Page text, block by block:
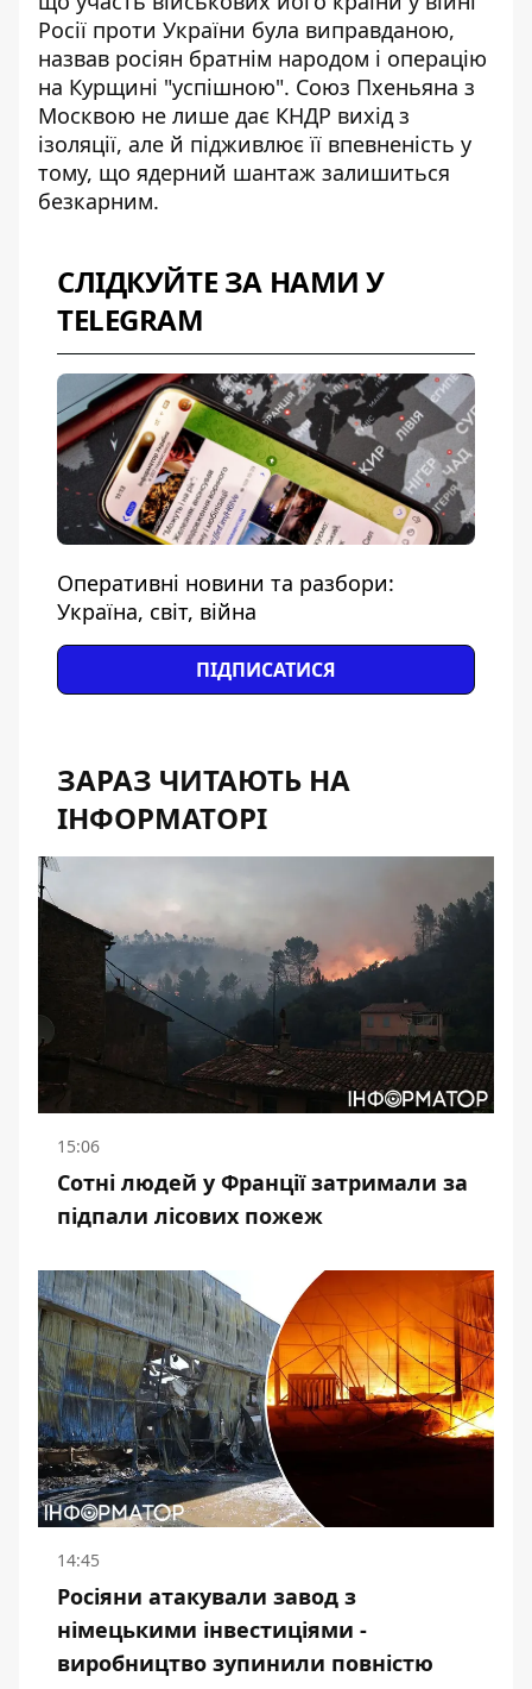
Росії проти України була виправданою,
назвав росіян братнім народом і операцію
на Курщині "успішною". Союз Пхеньяна з
Москвою не лише дає КНДР вихід з
ізоляції, але й підживлює її впевненість у
тому, що ядерний шантаж залишиться
безкарним.
СЛІДКУЙТЕ ЗА НАМИ У
TELEGRAM
Оперативні новини та разбори:
Україна, світ, війна
ПІДПИСАТИСЯ
ЗАРАЗ ЧИТАЮТЬ НА
ІНФОРМАТОРІ
15:06
Сотні людей у Франції затримали за
підпали лісових пожеж
14:45
Росіяни атакували завод з
німецькими інвестиціями -
виробництво зупинили повністю